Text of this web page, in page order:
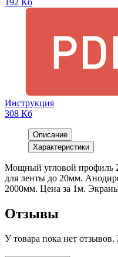
192 Кб
Инструкция
308 Кб
Описание
Характеристики
Мощный угловой профиль
для ленты до 20мм.
2000мм. Цена за 1м.
Отзывы
У товара пока нет